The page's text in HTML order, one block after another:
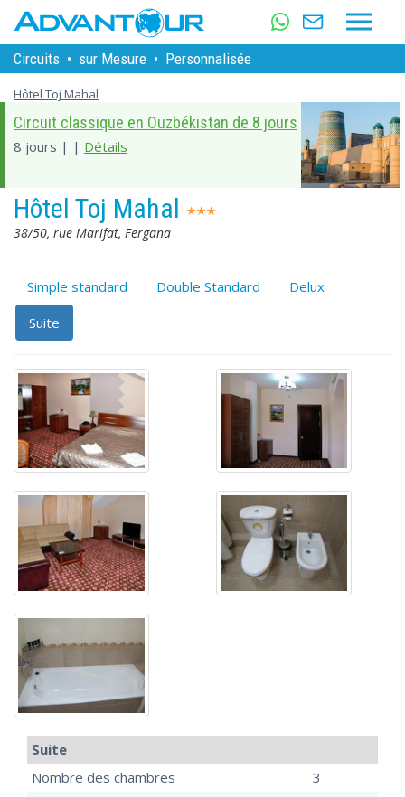
Circuits • sur Mesure • Personnalisée
Hôtel Toj Mahal
Circuit classique en Ouzbékistan de 8 jours
8 jours | | Détails
Hôtel Toj Mahal
38/50, rue Marifat, Fergana
Simple standard Double Standard
Delux
Suite
Suite
Nombre des chambres
3